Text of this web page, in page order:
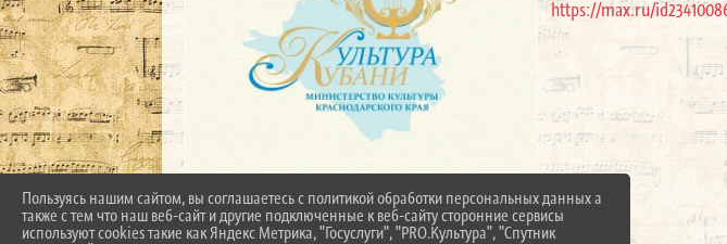
https://max.ru/
Пользуясь нашим сайтом, вы соглашаетесь с политикой обработки персональных данных а
также с тем что наш веб-сайт и другие подключенные к веб-сайту сторонние сервисы
используют cookies такие как Яндекс Метрика, "Госуслуги", "PRO.Культура", "Спутник